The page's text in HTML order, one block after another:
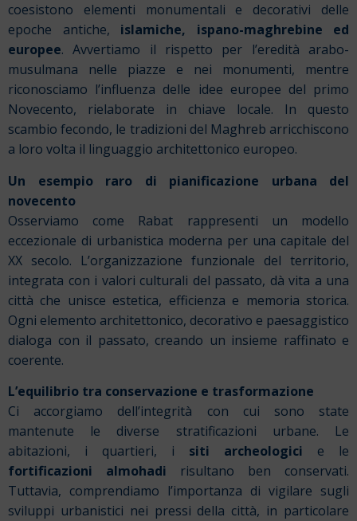
coesistono elementi monumentali e decorativi delle
epoche antiche, islamiche, ispano-maghrebine ed
europee. Avvertiamo il rispetto per l’eredità arabo-
musulmana nelle piazze e nei monumenti, mentre
riconosciamo l’influenza delle idee europee del primo
Novecento, rielaborate in chiave locale. In questo
scambio fecondo, le tradizioni del Maghreb arricchiscono
a loro volta il linguaggio architettonico europeo.
Un esempio raro di pianificazione urbana del
novecento
Osserviamo come Rabat rappresenti un modello
eccezionale di urbanistica moderna per una capitale del
XX secolo. L’organizzazione funzionale del territorio,
integrata con i valori culturali del passato, dà vita a una
città che unisce estetica, efficienza e memoria storica.
Ogni elemento architettonico, decorativo e paesaggistico
dialoga con il passato, creando un insieme raffinato e
coerente.
L’equilibrio tra conservazione e trasformazione
Ci accorgiamo dell’integrità con cui sono state
mantenute le diverse stratificazioni urbane. Le
abitazioni, i quartieri, i siti archeologici e le
fortificazioni almohadi risultano ben conservati.
Tuttavia, comprendiamo l’importanza di vigilare sugli
sviluppi urbanistici nei pressi della città, in particolare